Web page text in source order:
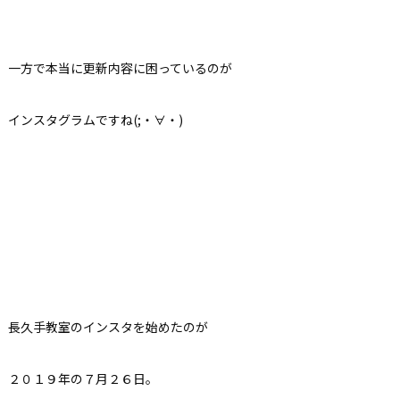
一方で本当に更新内容に困っているのが
インスタグラムですね(;・∀・)
長久手教室のインスタを始めたのが
２０１９年の７月２６日。